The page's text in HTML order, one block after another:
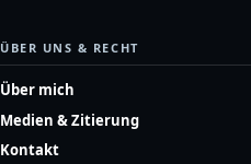
ÜBER UNS & RECHT
Über mich
Medien & Zitierung
Kontakt